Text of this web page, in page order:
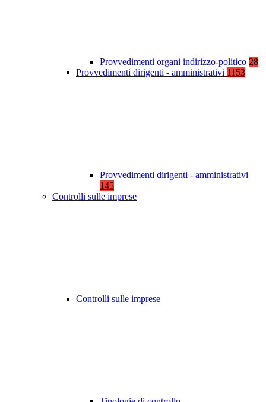
Provvedimenti organi indirizzo-politico 28
Provvedimenti dirigenti - amministrativi 1153
Provvedimenti dirigenti - amministrativi
145
Controlli sulle imprese
Controlli sulle imprese